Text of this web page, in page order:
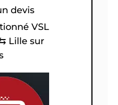
devis
VSL
Lille sur